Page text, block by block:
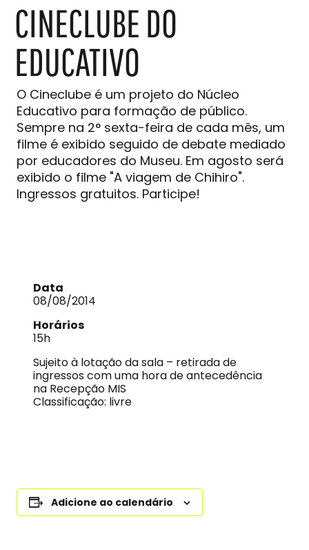
CINECLUBE DO
EDUCATIVO
O Cineclube é um projeto do Núcleo
Educativo para formação de público.
Sempre na 2° sexta-feira de cada mês, um
filme é exibido seguido de debate mediado
por educadores do Museu. Em agosto será
exibido o filme "A viagem de Chihiro".
Ingressos gratuitos. Participe!
Data
08/08/2014
Horários
15h
Sujeito à lotação da sala – retirada de
ingressos com uma hora de antecedência
na Recepção MIS
Classificação: livre
Adicione ao calendário